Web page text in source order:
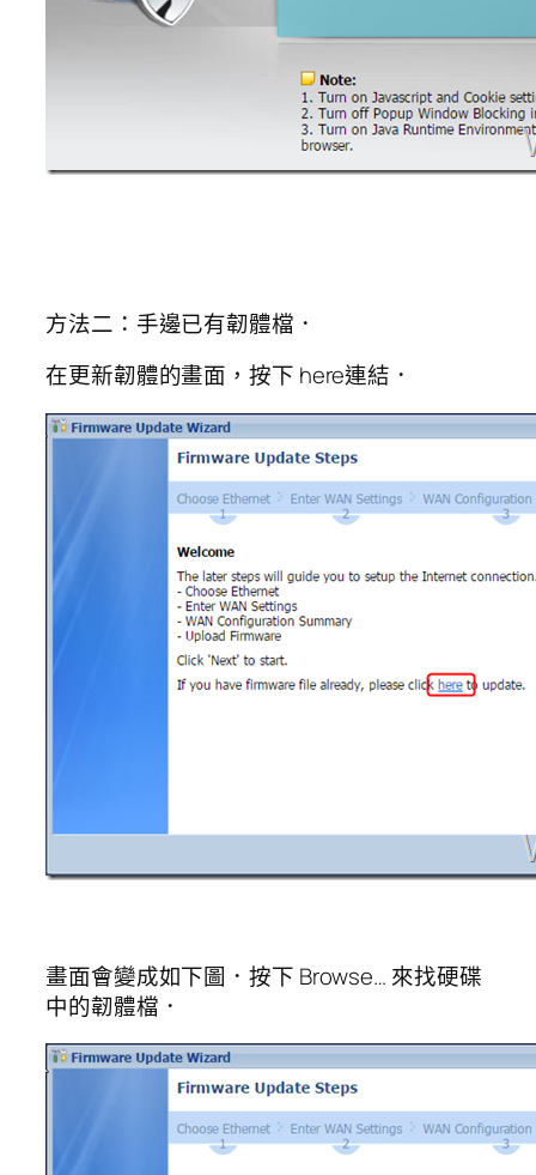
方法二：手邊已有韌體檔．
在更新韌體的畫面，按下 here連結．
畫面會變成如下圖．按下 Browse… 來找硬碟
中的韌體檔．